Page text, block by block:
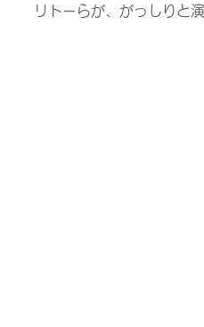
リトーらが、がっしりと